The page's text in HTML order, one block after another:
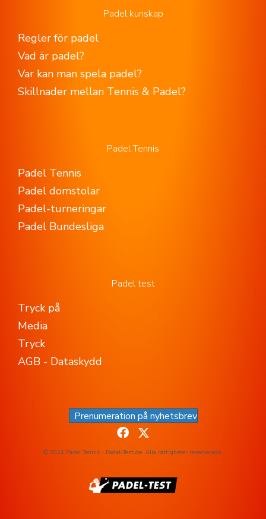
Padel kunskap
Regler för padel
Vad är padel?
Var kan man spela padel?
Skillnader mellan Tennis & Padel?
Padel Tennis
Padel Tennis
Padel domstolar
Padel-turneringar
Padel Bundesliga
Padel test
Tryck på
Media
Tryck
AGB - Dataskydd
Prenumeration på nyhetsbrev
© 2024 Padel Tennis - Padel-Test.de. Alla rättigheter reserverade.